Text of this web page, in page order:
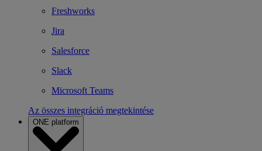
Freshworks
Jira
Salesforce
Slack
Microsoft Teams
Az összes integráció megtekintése
ONE platform